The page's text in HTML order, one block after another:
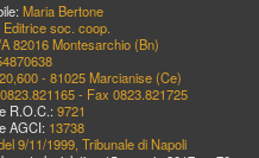
Maria Bertone
Editrice soc. coop.
82016 Montesarchio (Bn)
- 81025 Marcianise (Ce)
- Fax 0823.821725
R.O.C.: 9721
AGCI: 13738
9/11/1999, Tribunale di Napoli